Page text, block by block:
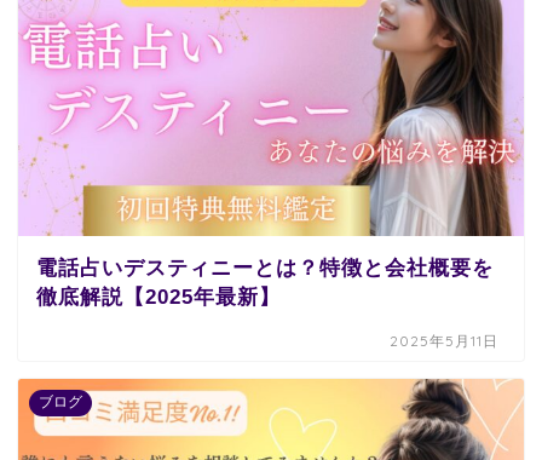
電話占いデスティニーとは？特徴と会社概要を
徹底解説【2025年最新】
2025年5月11日
ブログ